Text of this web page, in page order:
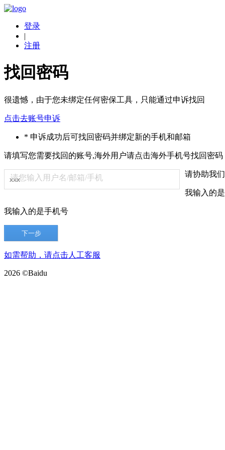
登录
|
注册
找回密码
很遗憾，由于您未绑定任何密保工具，只能通过申诉找回
点击去账号申诉
* 申诉成功后可找回密码并绑定新的手机和邮箱
请填写您需要找回的账号,海外用户请点击海外手机号找回密码
请您输入用户名/邮箱/手机 请协助我
我输入的
我输入的是手机号
如需帮助，请点击人工客服
2026 ©Baidu